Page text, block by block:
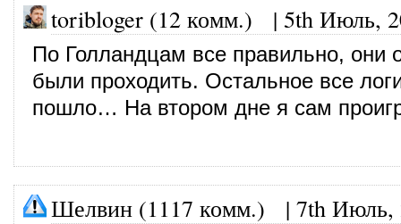
toribloger (12 комм.) | 5th Июль,
По Голландцам все правильно, они
были проходить. Остальное все
пошло… На втором дне я сам
Шелвин (1117 комм.) | 7th Июль,